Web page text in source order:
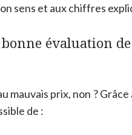
sens et aux chiffres
évaluation
mauvais prix, non ? Grâce
de :